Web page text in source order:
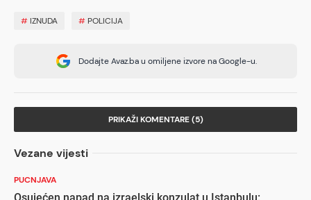
# IZNUDA # POLICIJA
Dodajte Avaz.ba u omiljene izvore na Google-u.
PRIKAŽI KOMENTARE (5)
Vezane vijesti
PUCNJAVA
Osujećen napad na izraelski konzulat u Istanbulu: